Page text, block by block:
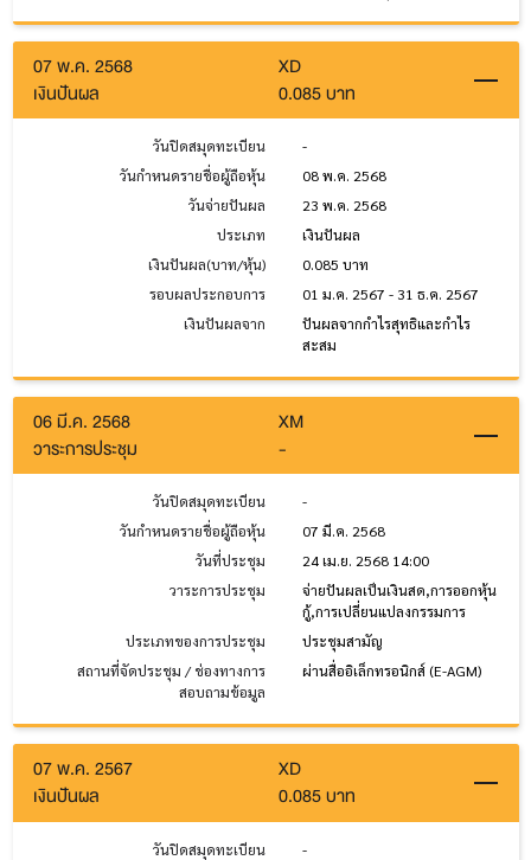
07 พ.ค. 2568
XD
เงินปันผล
0.085 บาท
วันปิดสมุดทะเบียน
-
วันกำหนดรายชื่อผู้ถือหุ้น
08 พ.ค. 2568
วันจ่ายปันผล
23 พ.ค. 2568
ประเภท
เงินปันผล
เงินปันผล(บาท/หุ้น)
0.085 บาท
รอบผลประกอบการ
01 ม.ค. 2567 - 31 ธ.ค. 2567
เงินปันผลจาก
ปันผลจากกำไรสุทธิและกำไร
สะสม
06 มี.ค. 2568
XM
วาระการประชุม
-
วันปิดสมุดทะเบียน
-
วันกำหนดรายชื่อผู้ถือหุ้น
07 มี.ค. 2568
วันที่ประชุม
24 เม.ย. 2568 14:00
วาระการประชุม
จ่ายปันผลเป็นเงินสด,การออกหุ้น
กู้,การเปลี่ยนแปลงกรรมการ
ประเภทของการประชุม
ประชุมสามัญ
สถานที่จัดประชุม / ช่องทางการ
สอบถามข้อมูล
ผ่านสื่ออิเล็กทรอนิกส์ (E-AGM)
07 พ.ค. 2567
XD
เงินปันผล
0.085 บาท
วันปิดสมุดทะเบียน
-